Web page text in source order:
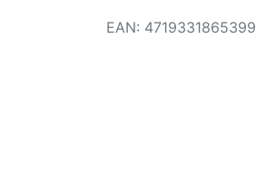
Unterstütze uns
EAN: 4719331865399